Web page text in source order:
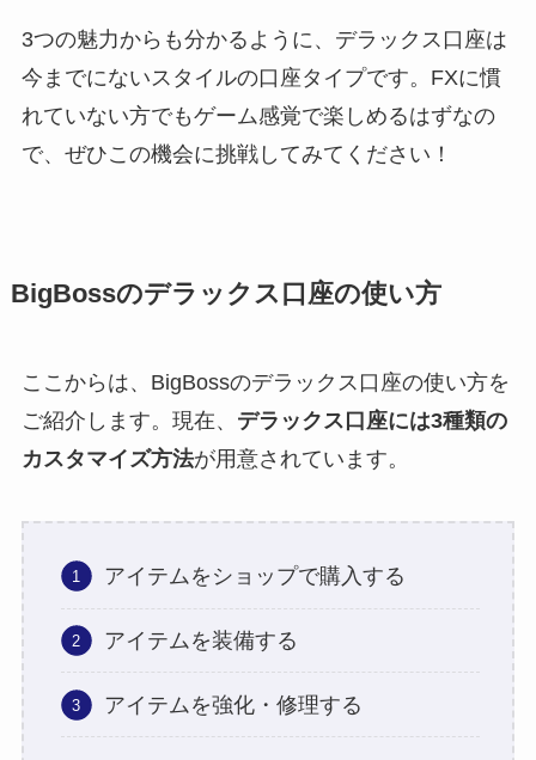
3つの魅力からも分かるように、デラックス口座は
今までにないスタイルの口座タイプです。FXに慣
れていない方でもゲーム感覚で楽しめるはずなの
で、ぜひこの機会に挑戦してみてください！
BigBossのデラックス口座の使い方
ここからは、BigBossのデラックス口座の使い方を
ご紹介します。現在、 デラックス口座には3種類の
カスタマイズ方法が用意されています。
アイテムをショップで購入する
アイテムを装備する
アイテムを強化・修理する